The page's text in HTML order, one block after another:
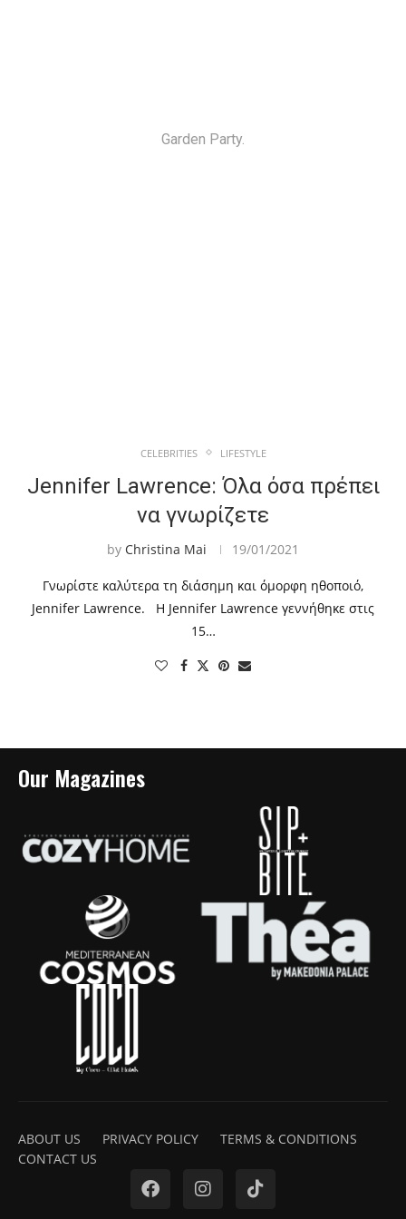
Garden Party.
CELEBRITIES LIFESTYLE
Jennifer Lawrence: Όλα όσα πρέπει
να γνωρίζετε
by Christina Mai 19/01/2021
Γνωρίστε καλύτερα τη διάσημη και όμορφη ηθοποιό,
Jennifer Lawrence. Η Jennifer Lawrence γεννήθηκε στις
15…
Our Magazines
ABOUT US PRIVACY POLICY
TERMS & CONDITIONS
CONTACT US